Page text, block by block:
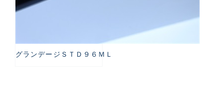
グランデージＳＴＤ９６ＭＬ